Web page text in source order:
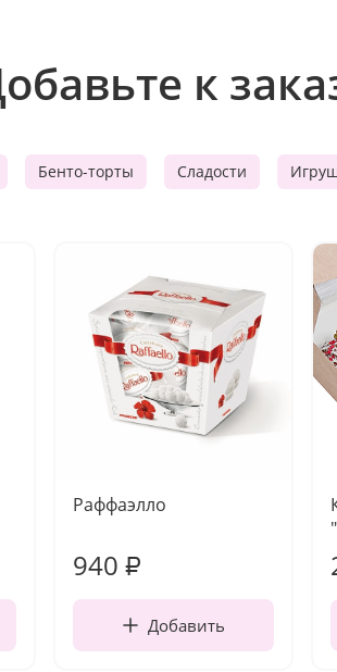
к
Бенто-торты Сладости
Раффаэлло
940 ₽
Добавить